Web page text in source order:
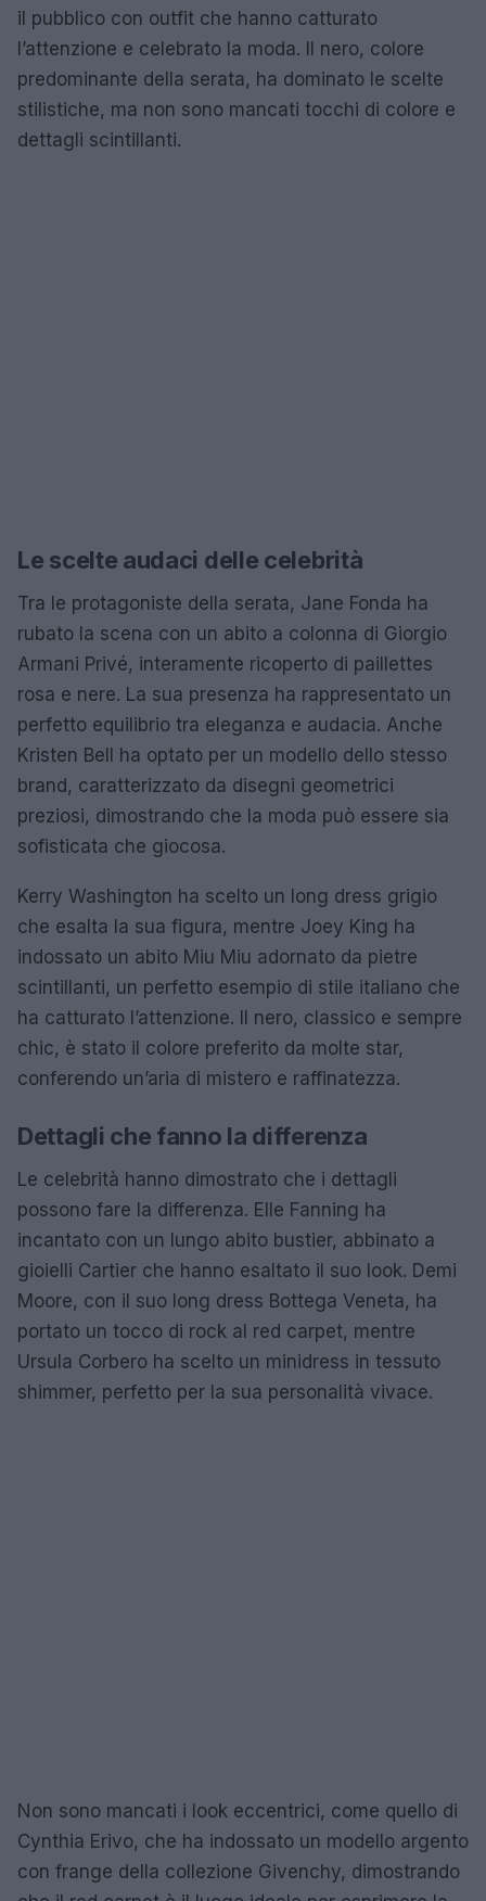
il pubblico con outfit che hanno catturato
l’attenzione e celebrato la moda. Il nero, colore
predominante della serata, ha dominato le scelte
stilistiche, ma non sono mancati tocchi di colore e
dettagli scintillanti.
Le scelte audaci delle celebrità
Tra le protagoniste della serata, Jane Fonda ha
rubato la scena con un abito a colonna di Giorgio
Armani Privé, interamente ricoperto di paillettes
rosa e nere. La sua presenza ha rappresentato un
perfetto equilibrio tra eleganza e audacia. Anche
Kristen Bell ha optato per un modello dello stesso
brand, caratterizzato da disegni geometrici
preziosi, dimostrando che la moda può essere sia
sofisticata che giocosa.
Kerry Washington ha scelto un long dress grigio
che esalta la sua figura, mentre Joey King ha
indossato un abito Miu Miu adornato da pietre
scintillanti, un perfetto esempio di stile italiano che
ha catturato l’attenzione. Il nero, classico e sempre
chic, è stato il colore preferito da molte star,
conferendo un’aria di mistero e raffinatezza.
Dettagli che fanno la differenza
Le celebrità hanno dimostrato che i dettagli
possono fare la differenza. Elle Fanning ha
incantato con un lungo abito bustier, abbinato a
gioielli Cartier che hanno esaltato il suo look. Demi
Moore, con il suo long dress Bottega Veneta, ha
portato un tocco di rock al red carpet, mentre
Ursula Corbero ha scelto un minidress in tessuto
shimmer, perfetto per la sua personalità vivace.
Non sono mancati i look eccentrici, come quello di
Cynthia Erivo, che ha indossato un modello argento
con frange della collezione Givenchy, dimostrando